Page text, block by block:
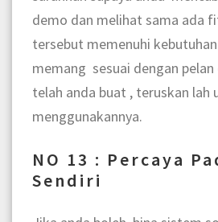
demo dan melihat sama ada
tersebut memenuhi
memang sesuai dengan pelan
telah anda buat , teruskan lah
menggunakannya.
NO 13 : Percaya
Sendiri